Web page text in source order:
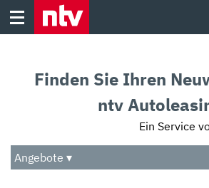
Skip
Audio
Das Beste
Finden Sie Ihren
ntv
Ein Service
Angebote ▾